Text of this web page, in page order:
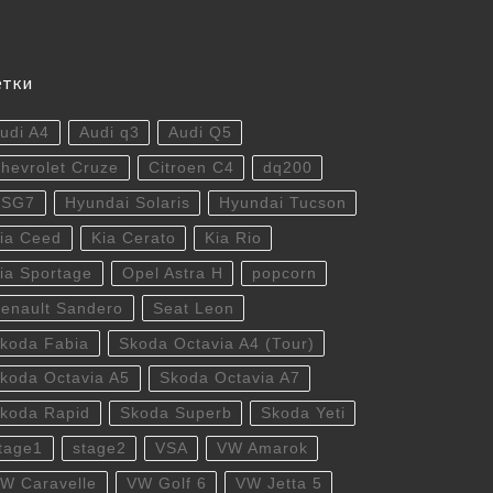
A4 Audi q3 Audi Q5
Cruze Citroen C4 dq200
Hyundai Solaris Hyundai Tucson
Ceed Kia Cerato Kia Rio
Sportage Opel Astra H popcorn
Sandero Seat Leon
Fabia Skoda Octavia A4 (Tour)
Octavia A5 Skoda Octavia A7
Rapid Skoda Superb Skoda Yeti
stage2 VSA VW Amarok
Caravelle VW Golf 6 VW Jetta 5